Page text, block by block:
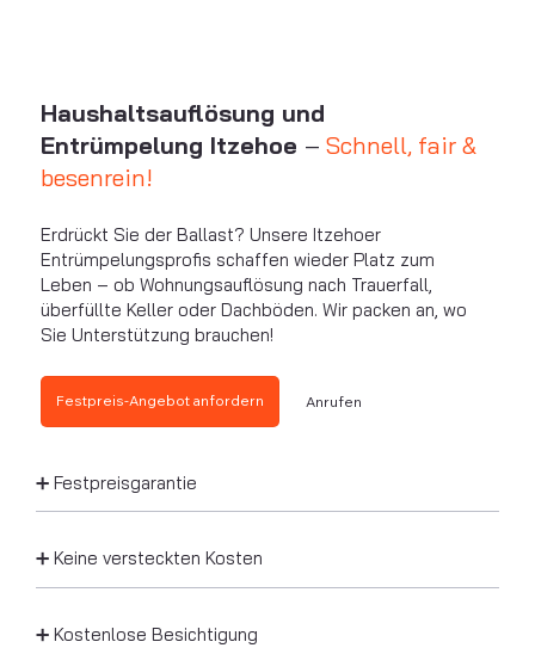
Haushaltsauflösung und
Entrümpelung Itzehoe –Schnell, fair &
besenrein!
Erdrückt Sie der Ballast? Unsere Itzehoer
Entrümpelungsprofis schaffen wieder Platz zum
Leben – ob Wohnungsauflösung nach Trauerfall,
überfüllte Keller oder Dachböden. Wir packen an, wo
Sie Unterstützung brauchen!
➕ Festpreisgarantie
➕ Keine versteckten Kosten
➕ Kostenlose Besichtigung
Festpreis-Angebot anfordern Anrufen